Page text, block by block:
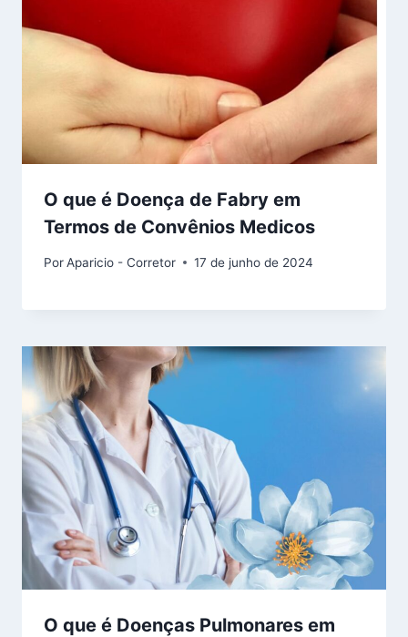
O que é Doença de Fabry em
Termos de Convênios Medicos
PorAparicio - Corretor 17 de junho de 2024
O que é Doenças Pulmonares em